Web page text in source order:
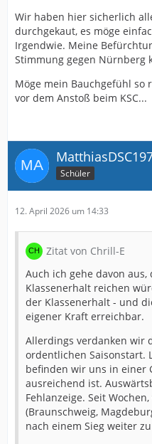
Wir haben hier sicherlich
durchgekaut, es möge
Irgendwie. Meine
Stimmung gegen Nürnberg
Möge mein Bauchgefühl so
vor dem Anstoß beim KSC...
Schüler
12. April 2026 um 14:33
Zitat von Chrill-E
Auch ich gehe davon aus,
Klassenerhalt reichen
der Klassenerhalt - und
eigener Kraft erreichbar.
Allerdings verdanken wir
ordentlichen Saisonstart.
befinden wir uns in einer
ausreichend ist.
Fehlanzeige. Seit
(Braunschweig,
nach einem Sieg weiter